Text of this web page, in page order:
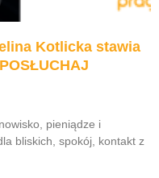
Kotlicka stawia
pieniądze i
bliskich, spokój, kontakt z